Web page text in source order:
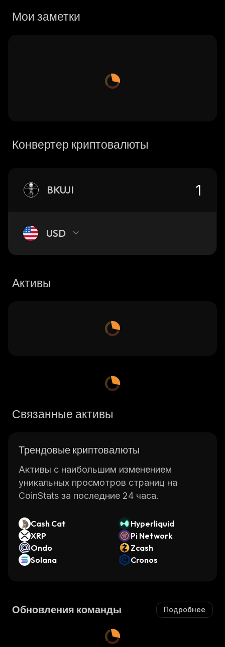
Мои заметки
Конвертер криптовалюты
BKUJI
USD
Активы
Связанные активы
Трендовые криптовалюты
Активы с наибольшим изменением
уникальных просмотров страниц на
CoinStats за последние 24 часа.
Cash Cat
Hyperliquid
XRP
Pi Network
Ondo
Zcash
Solana
Cronos
Обновления команды Подробнее